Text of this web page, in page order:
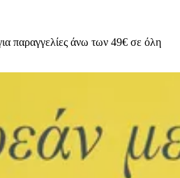
άνω των 49€ σε όλη